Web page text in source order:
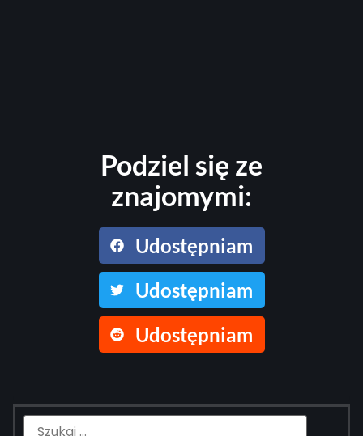
Podziel się ze
znajomymi:
Udostępniam
Udostępniam
Udostępniam